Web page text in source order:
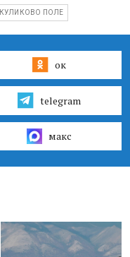
КУЛИКОВО ПОЛЕ
ок
telegram
макс